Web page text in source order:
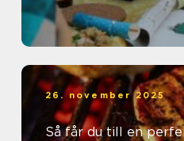
26. november 2025
Så får du till en